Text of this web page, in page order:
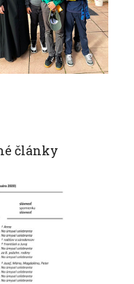
články